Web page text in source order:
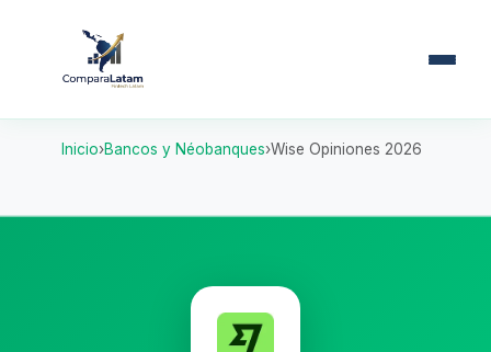
Inicio Bancos y Néobanques Wise Opiniones 2026